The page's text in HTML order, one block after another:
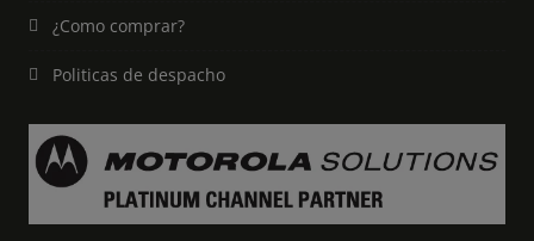
¿Como comprar?
Politicas de despacho